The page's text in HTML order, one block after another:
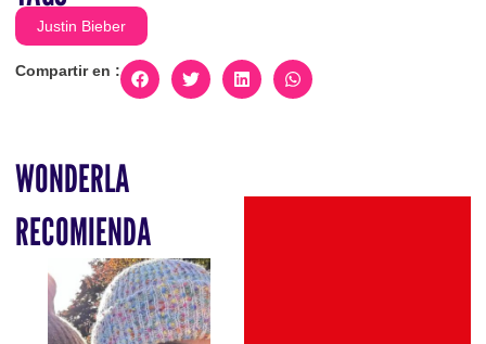
Justin Bieber
Compartir en :
WONDERLA
RECOMIENDA